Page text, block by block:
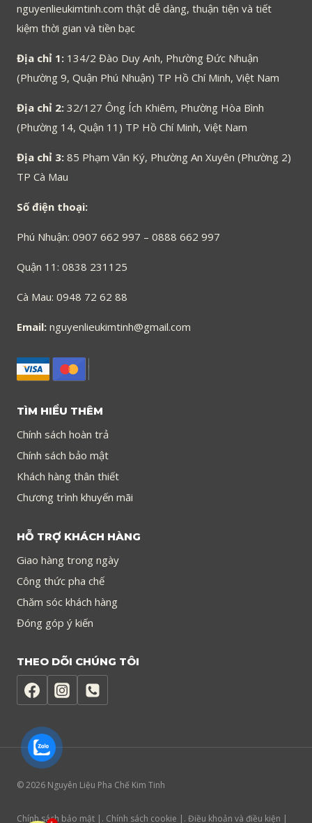
nguyenlieukimtinh.com thật dễ dàng, thuận tiện và tiết
kiệm thời gian và tiền bạc
Địa chỉ 1: 134/2 Đào Duy Anh, Phường Đức Nhuận
(Phường 9, Quận Phú Nhuận) TP Hồ Chí Minh, Việt Nam
Địa chỉ 2: 32/127 Ông Ích Khiêm, Phường Hòa Bình
(Phường 14, Quận 11) TP Hồ Chí Minh, Việt Nam
Địa chỉ 3: 85 Phạm Văn Ký, Phường An Xuyên (Phường 2)
TP Cà Mau
Số điện thoại:
Phú Nhuận: 0907 662 997 – 0888 662 997
Quận 11: 0838 231125
Cà Mau: 0948 72 62 88
Email: nguyenlieukimtinh@gmail.com
TÌM HIỂU THÊM
Chính sách hoàn trả
Chính sách bảo mật
Khách hàng thân thiết
Chương trình khuyến mãi
HỖ TRỢ KHÁCH HÀNG
Giao hàng trong ngày
Công thức pha chế
Chăm sóc khách hàng
Đóng góp ý kiến
THEO DÕI CHÚNG TÔI
© 2026 Nguyên Liệu Pha Chế Kim Tinh
Chính sách bảo mật |. Chính sách cookie |. Điều khoản và điều kiện |